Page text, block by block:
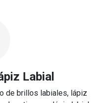
Labial
de brillos labiales, lápiz